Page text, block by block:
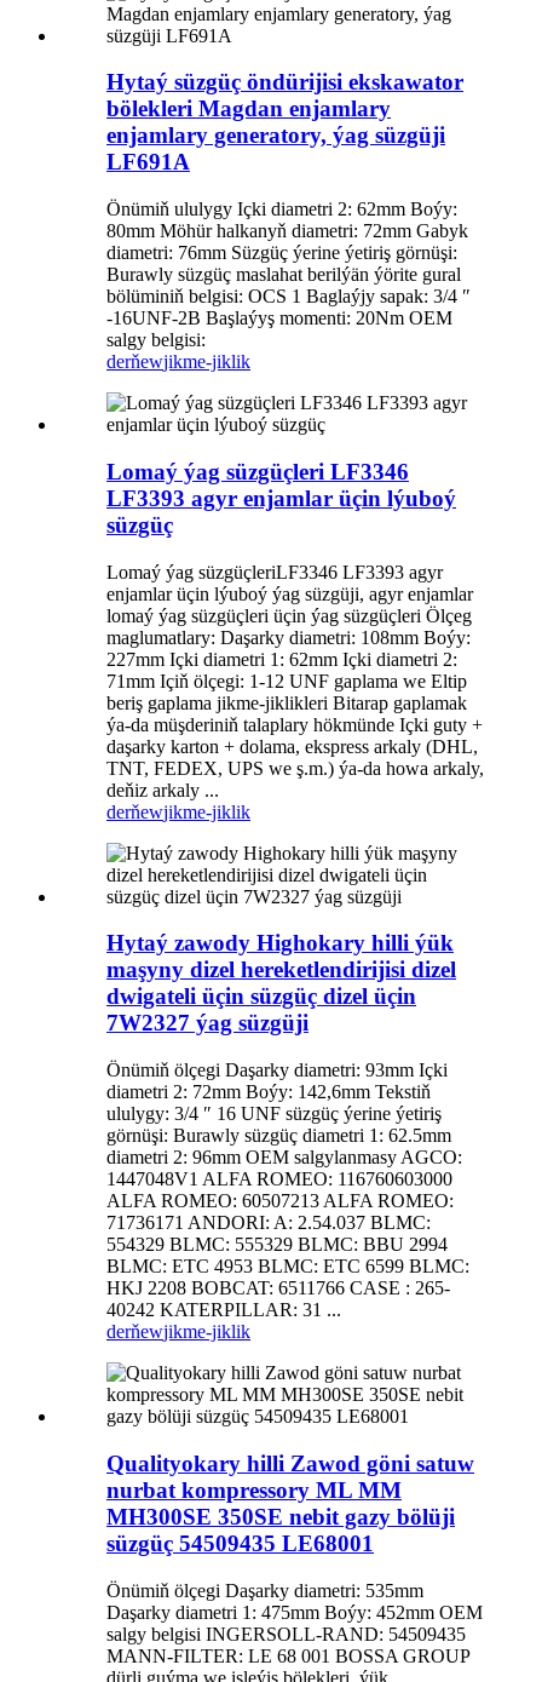
Hytaý süzgüç öndürijisi ekskawator
bölekleri Magdan enjamlary
enjamlary generatory, ýag süzgüji
LF691A
Önümiň ululygy Içki diametri 2: 62mm Boýy:
80mm Möhür halkanyň diametri: 72mm Gabyk
diametri: 76mm Süzgüç ýerine ýetiriş görnüşi:
Burawly süzgüç maslahat berilýän ýörite gural
bölüminiň belgisi: OCS 1 Baglaýjy sapak: 3/4 ″
-16UNF-2B Başlaýyş momenti: 20Nm OEM
salgy belgisi:
derňewjikme-jiklik
Lomaý ýag süzgüçleri LF3346
LF3393 agyr enjamlar üçin lýuboý
süzgüç
Lomaý ýag süzgüçleriLF3346 LF3393 agyr
enjamlar üçin lýuboý ýag süzgüji, agyr enjamlar
lomaý ýag süzgüçleri üçin ýag süzgüçleri Ölçeg
maglumatlary: Daşarky diametri: 108mm Boýy:
227mm Içki diametri 1: 62mm Içki diametri 2:
71mm Içiň ölçegi: 1-12 UNF gaplama we Eltip
beriş gaplama jikme-jiklikleri Bitarap gaplamak
ýa-da müşderiniň talaplary hökmünde Içki guty +
daşarky karton + dolama, ekspress arkaly (DHL,
TNT, FEDEX, UPS we ş.m.) ýa-da howa arkaly,
deňiz arkaly ...
derňewjikme-jiklik
Hytaý zawody Highokary hilli ýük
maşyny dizel hereketlendirijisi dizel
dwigateli üçin süzgüç dizel üçin
7W2327 ýag süzgüji
Önümiň ölçegi Daşarky diametri: 93mm Içki
diametri 2: 72mm Boýy: 142,6mm Tekstiň
ululygy: 3/4 ″ 16 UNF süzgüç ýerine ýetiriş
görnüşi: Burawly süzgüç diametri 1: 62.5mm
diametri 2: 96mm OEM salgylanmasy AGCO:
1447048V1 ALFA ROMEO: 116760603000
ALFA ROMEO: 60507213 ALFA ROMEO:
71736171 ANDORI: A: 2.54.037 BLMC:
554329 BLMC: 555329 BLMC: BBU 2994
BLMC: ETC 4953 BLMC: ETC 6599 BLMC:
HKJ 2208 BOBCAT: 6511766 CASE : 265-
40242 KATERPILLAR: 31 ...
derňewjikme-jiklik
Qualityokary hilli Zawod göni satuw
nurbat kompressory ML MM
MH300SE 350SE nebit gazy bölüji
süzgüç 54509435 LE68001
Önümiň ölçegi Daşarky diametri: 535mm
Daşarky diametri 1: 475mm Boýy: 452mm OEM
salgy belgisi INGERSOLL-RAND: 54509435
MANN-FILTER: LE 68 001 BOSSA GROUP
dürli guýma we işleýiş bölekleri, ýük